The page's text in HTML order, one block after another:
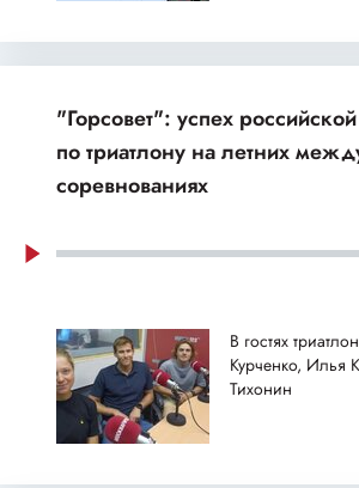
"Горсовет": успех
по триатлону на летних
соревнованиях
В гостях
Курченко, Илья
Тихонин